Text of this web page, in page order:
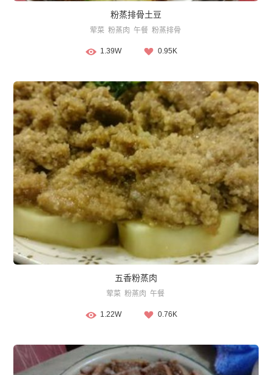
粉蒸排骨土豆
荤菜 粉蒸肉 午餐 粉蒸排骨
1.39W 0.95K
五香粉蒸肉
荤菜 粉蒸肉 午餐
1.22W 0.76K